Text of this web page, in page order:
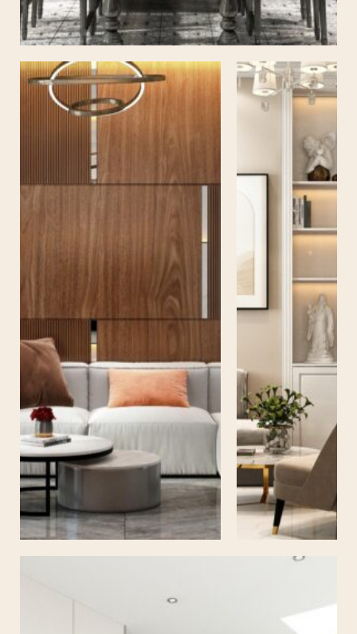
VILLA VŨNG TÀU
NHÀ PHỐ BÌNH DƯƠNG
DINH THỰ
BÌNH
DƯƠNG